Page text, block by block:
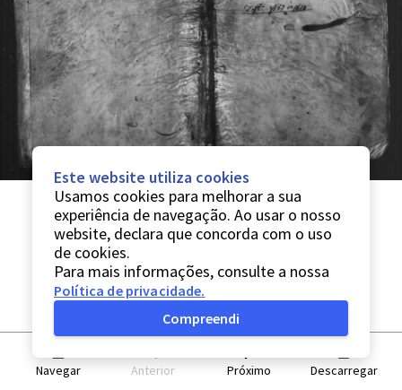
Navegar Anterior Próximo Descarregar
Este website utiliza cookies
Usamos cookies para melhorar a sua
experiência de navegação. Ao usar o nosso
website, declara que concorda com o uso
de cookies.
Para mais informações, consulte a nossa
Política de privacidade.
Compreendi